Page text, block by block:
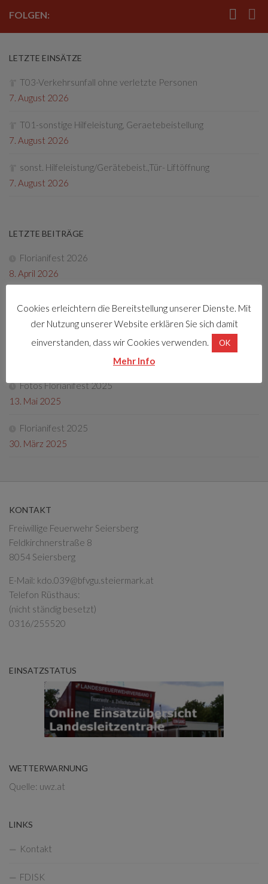
FOLGEN:
LETZTE EINSÄTZE
T03-Verkehrsunfall ohne verletzte Personen
7. August 2026
T01-sonstige Hilfeleistung, Geraetebeistellung
7. August 2026
sonst. Hilfeleistung/Gerätebeist.,Tür- Liftöffnung
7. August 2026
LETZTE BEITRÄGE
Florianifest 2026
8. April 2026
Tag der offenen Tür 2025
Fotos Florianifest 2025
13. Mai 2025
Florianifest 2025
30. März 2025
KONTAKT
Freiwillige Feuerwehr Seiersberg
Feldkirchnerstraße 8
8054 Seiersberg
E-Mail: kdo.039@bfvgu.steiermark.at
Telefon Rüsthaus:
(nicht ständig besetzt)
0316/255520
EINSATZSTATUS
WETTERWARNUNG
Quelle: uwz.at
LINKS
Kontakt
FDISK
Cookies erleichtern die Bereitstellung unserer Dienste. Mit
der Nutzung unserer Website erklären Sie sich damit
einverstanden, dass wir Cookies verwenden.
OK
Mehr Info